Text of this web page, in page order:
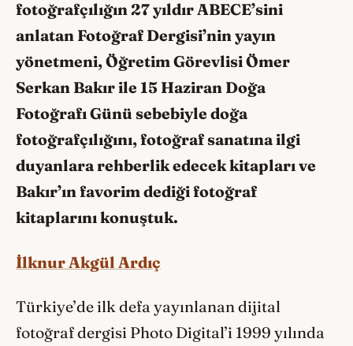
fotoğrafçılığın 27 yıldır ABECE’sini
anlatan Fotoğraf Dergisi’nin yayın
yönetmeni, Öğretim Görevlisi Ömer
Serkan Bakır ile 15 Haziran Doğa
Fotoğrafı Günü sebebiyle doğa
fotoğrafçılığını, fotoğraf sanatına ilgi
duyanlara rehberlik edecek kitapları ve
Bakır’ın favorim dediği fotoğraf
kitaplarını konuştuk.
İlknur Akgül Ardıç
Türkiye’de ilk defa yayınlanan dijital
fotoğraf dergisi Photo Digital’i 1999 yılında